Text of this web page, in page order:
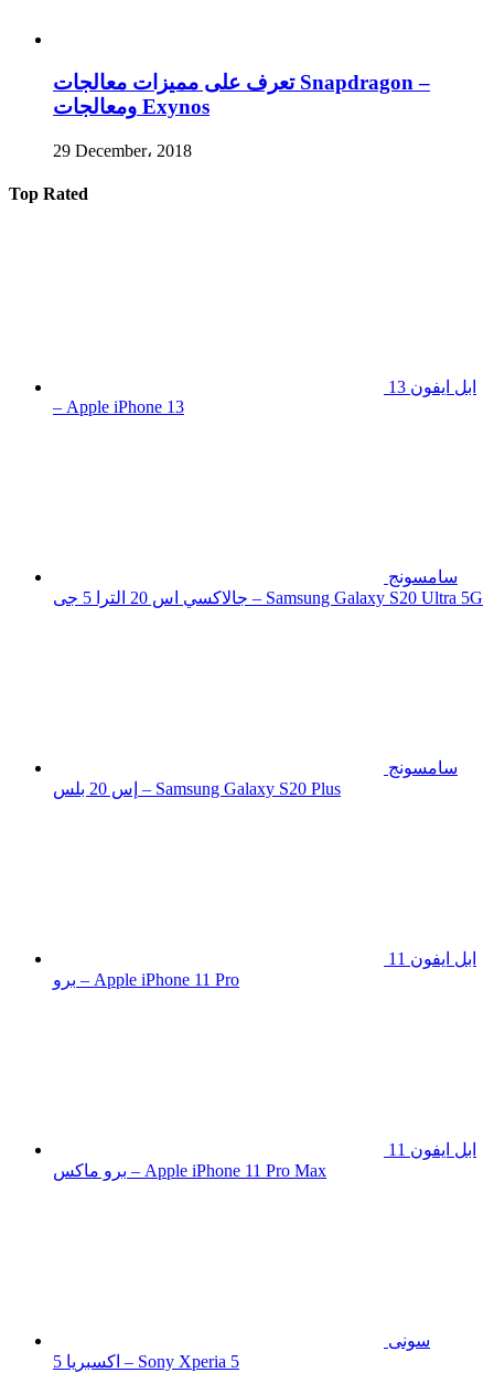
تعرف على مميزات معالجات Snapdragon –
ومعالجات Exynos
29 December، 2018
Top Rated
ابل ايفون 13
– Apple iPhone 13
سامسونج
جالاكسي اس 20 الترا 5 جى – Samsung Galaxy S20 Ultra 5G
سامسونج
إس 20 بلس – Samsung Galaxy S20 Plus
ابل ايفون 11
برو – Apple iPhone 11 Pro
ابل ايفون 11
برو ماكس – Apple iPhone 11 Pro Max
سونى
اكسبريا 5 – Sony Xperia 5